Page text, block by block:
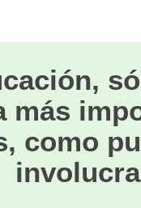
{
}
}
for(i=1;i<=f;i++)
for(j=1;j<=c;j++)
más
como